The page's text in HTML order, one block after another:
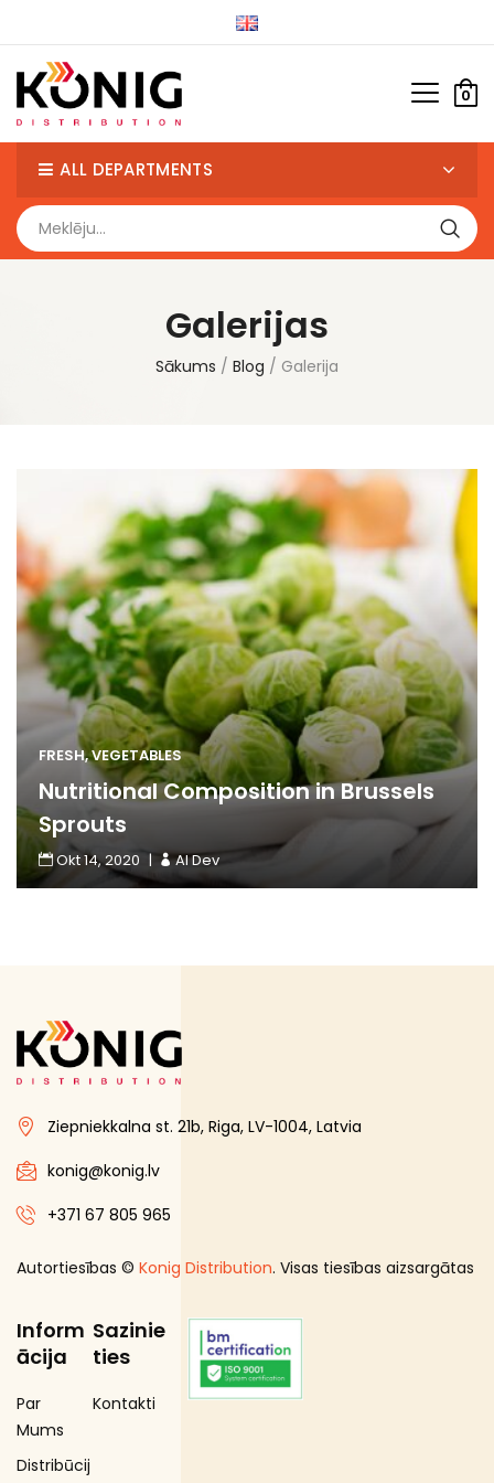
0
ALL DEPARTMENTS
Galerijas
Sākums Blog Galerija
FRESH,VEGETABLES
Nutritional Composition in Brussels
Sprouts
Okt 14, 2020 AI Dev
Read More
Ziepniekkalna st. 21b, Riga, LV-1004, Latvia
konig@konig.lv
+371 67 805 965
Autortiesības © Konig Distribution. Visas tiesības aizsargātas
Inform
ācija
Par
Mums
Distribūcij
Sazinie
ties
Kontakti